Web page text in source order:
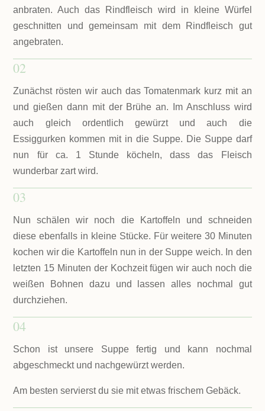
anbraten. Auch das Rindfleisch wird in kleine Würfel
geschnitten und gemeinsam mit dem Rindfleisch gut
angebraten.
02
Zunächst rösten wir auch das Tomatenmark kurz mit an
und gießen dann mit der Brühe an. Im Anschluss wird
auch gleich ordentlich gewürzt und auch die
Essiggurken kommen mit in die Suppe. Die Suppe darf
nun für ca. 1 Stunde köcheln, dass das Fleisch
wunderbar zart wird.
03
Nun schälen wir noch die Kartoffeln und schneiden
diese ebenfalls in kleine Stücke. Für weitere 30 Minuten
kochen wir die Kartoffeln nun in der Suppe weich. In den
letzten 15 Minuten der Kochzeit fügen wir auch noch die
weißen Bohnen dazu und lassen alles nochmal gut
durchziehen.
04
Schon ist unsere Suppe fertig und kann nochmal
abgeschmeckt und nachgewürzt werden.
Am besten servierst du sie mit etwas frischem Gebäck.